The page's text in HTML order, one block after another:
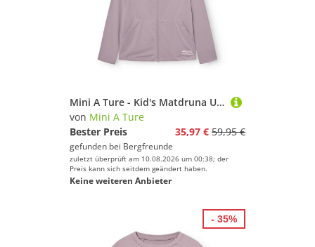
Mini A Ture - Kid's Matdruna UV Skin Hoodie - Sweat- & Trainingsjacke Gr 122 - 7 Years lila
von Mini A Ture
Bester Preis
35,97 € 59,95 €
gefunden bei Bergfreunde
zuletzt überprüft am 10.08.2026 um 00:38; der
Preis kann sich seitdem geändert haben.
Keine weiteren Anbieter
- 35%